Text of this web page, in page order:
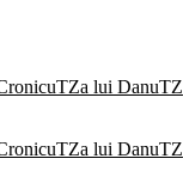
lui DanuTZ
lui DanuTZ